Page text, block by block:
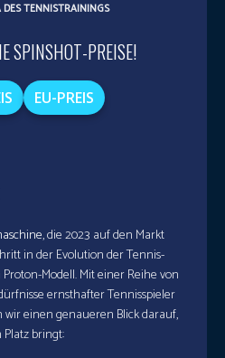
TENNISTRAININGS
SPINSHOT-PREISE!
EU-PREIS
, die 2023 auf den Markt
in der Evolution der Tennis-
Modell. Mit einer Reihe von
ernsthafter Tennisspieler
einen genaueren Blick darauf,
bringt: